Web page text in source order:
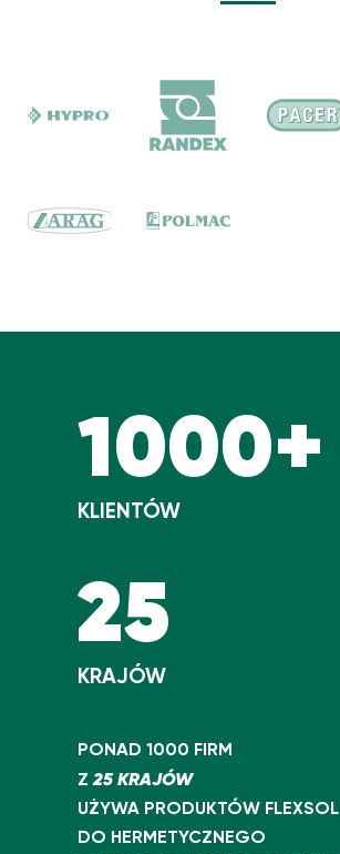
1000+
KLIENTÓW
25
KRAJÓW
PONAD 1000 FIRM
Z25 KRAJÓW
UŻYWA PRODUKTÓW FLEXSOL
DO HERMETYCZNEGO